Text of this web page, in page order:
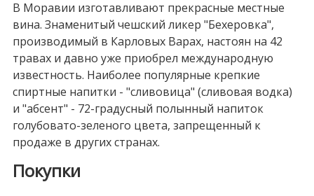
В Моравии изготавливают прекрасные местные
вина. Знаменитый чешский ликер "Бехеровка",
производимый в Карловых Варах, настоян на 42
травах и давно уже приобрел международную
известность. Наиболее популярные крепкие
спиртные напитки - "сливовица" (сливовая водка)
и "абсент" - 72-градусный полынный напиток
голубовато-зеленого цвета, запрещенный к
продаже в других странах.
Покупки